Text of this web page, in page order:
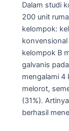
Dalam studi
200 unit
kelompok:
kelompok B
galvanis
mengalami 4
melorot,
(31%).
berhasil